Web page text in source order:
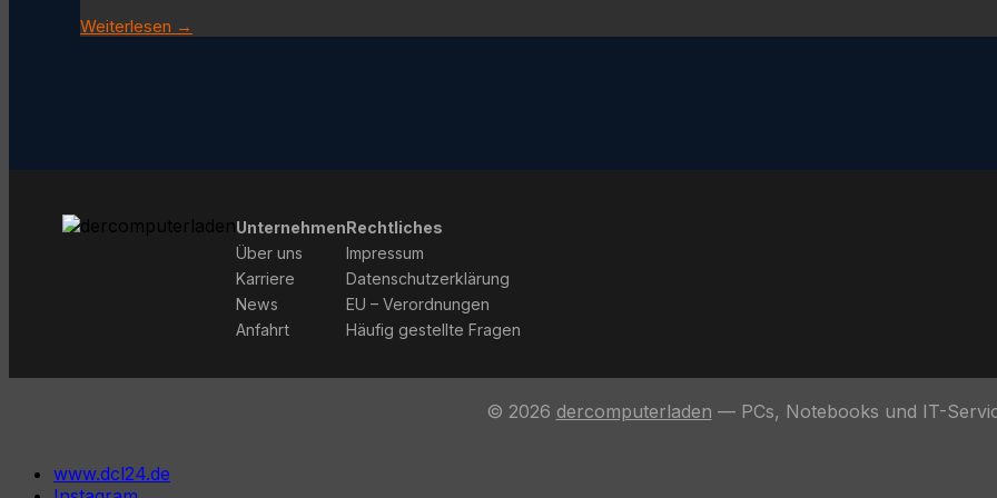
Weiterlesen →
Unternehmen
Über uns
Karriere
News
Anfahrt
Rechtliches
Impressum
Datenschutzerklärung
EU – Verordnungen
Häufig gestellte Fragen
© 2026 dercomputerladen — PCs, Notebooks und IT-
www.dcl24.de